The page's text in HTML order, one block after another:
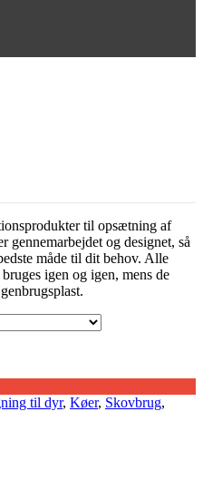
til opsætning af
og designet, så
måde til dit behov. Alle
igen og igen, mens de
til dyr, Køer, Skovbrug,